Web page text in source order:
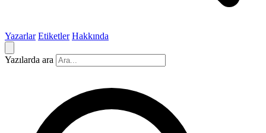
Yazarlar Etiketler Hakkında
Yazılarda ara